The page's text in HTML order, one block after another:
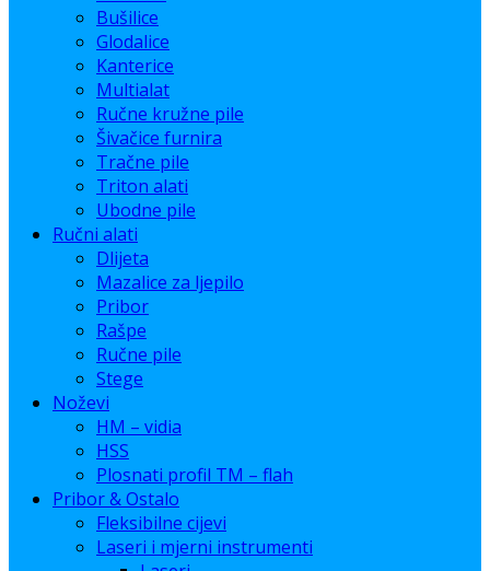
Bušilice
Glodalice
Kanterice
Multialat
Ručne kružne pile
Šivačice furnira
Tračne pile
Triton alati
Ubodne pile
Ručni alati
Dlijeta
Mazalice za ljepilo
Pribor
Rašpe
Ručne pile
Stege
Noževi
HM – vidia
HSS
Plosnati profil TM – flah
Pribor & Ostalo
Fleksibilne cijevi
Laseri i mjerni instrumenti